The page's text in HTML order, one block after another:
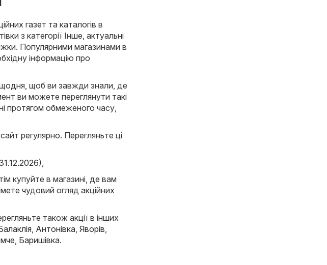
газет та каталогів в
з категорії Інше, актуальні
Популярними магазинами в
інформацію про
щодня, щоб ви завжди знали, де
ви можете переглянути такі
протягом обмеженого часу,
регулярно. Перегляньте ці
,
купуйте в магазині, де вам
чудовий огляд акційних
також акції в інших
, Антонівка, Яворів,
, Баришівка.